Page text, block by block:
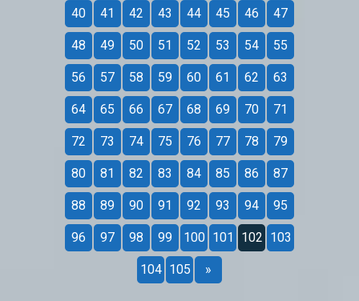
40 41 42 43 44 45 46 47
48 49 50 51 52 53 54 55
56 57 58 59 60 61 62 63
64 65 66 67 68 69 70 71
72 73 74 75 76 77 78 79
80 81 82 83 84 85 86 87
88 89 90 91 92 93 94 95
96 97 98 99 100 101 102 103
104 105 »